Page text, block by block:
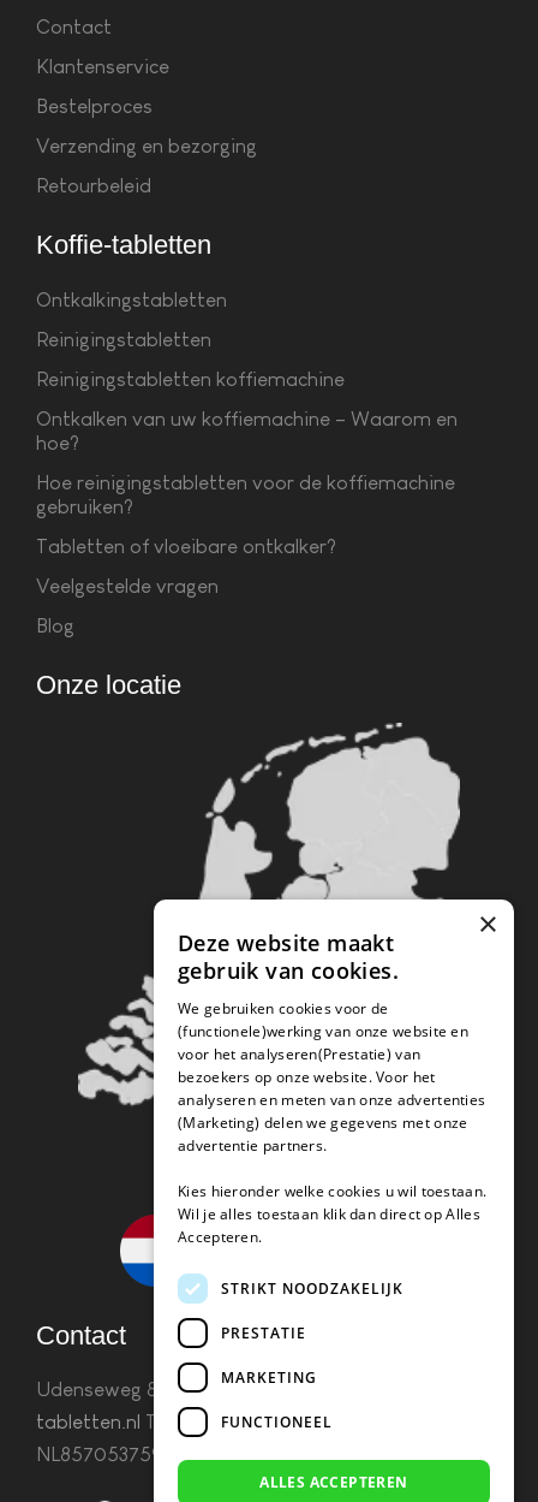
Contact
Klantenservice
Bestelproces
Verzending en bezorging
Retourbeleid
Koffie-tabletten
Ontkalkingstabletten
Reinigingstabletten
Reinigingstabletten koffiemachine
Ontkalken van uw koffiemachine – Waarom en
hoe?
Hoe reinigingstabletten voor de koffiemachine
gebruiken?
Tabletten of vloeibare ontkalker?
Veelgestelde vragen
Blog
Onze locatie
Contact
Udenseweg 8B 5405 PA Udeninfo(@)koffie-
tabletten.nl Tel. 085 782 5578KvK 67529623 Btw:
NL857053759B01
×
Deze website maakt
gebruik van cookies.
We gebruiken cookies voor de
(functionele)werking van onze website en
voor het analyseren(Prestatie) van
bezoekers op onze website. Voor het
analyseren en meten van onze advertenties
(Marketing) delen we gegevens met onze
advertentie partners.
Kies hieronder welke cookies u wil toestaan.
Wil je alles toestaan klik dan direct op Alles
Accepteren.
STRIKT NOODZAKELIJK
PRESTATIE
MARKETING
FUNCTIONEEL
ALLES ACCEPTEREN